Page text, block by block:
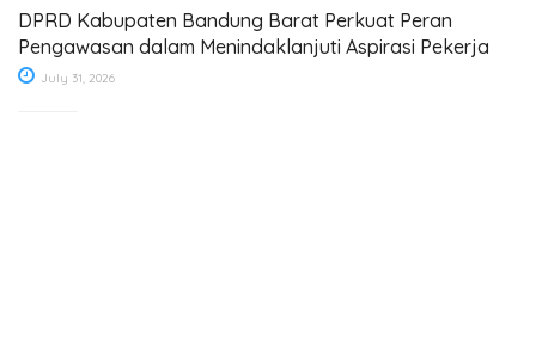
DPRD Kabupaten Bandung Barat Perkuat Peran
Pengawasan dalam Menindaklanjuti Aspirasi Pekerja
July 31, 2026